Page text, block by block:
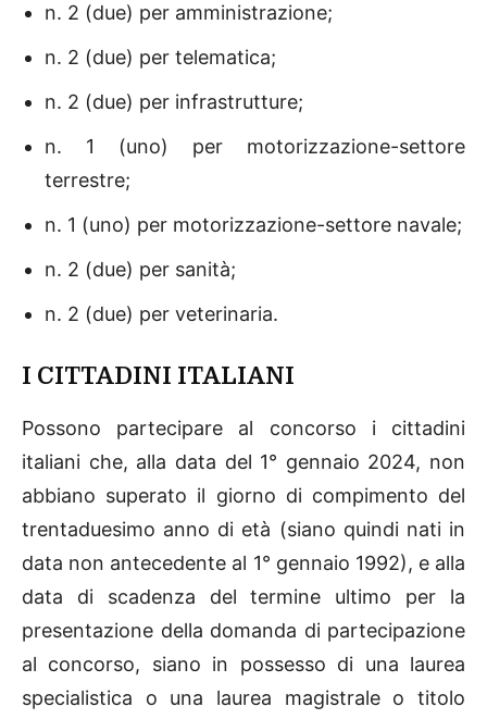
n. 2 (due) per amministrazione;
n. 2 (due) per telematica;
n. 2 (due) per infrastrutture;
n. 1 (uno) per motorizzazione-settore
terrestre;
n. 1 (uno) per motorizzazione-settore navale;
n. 2 (due) per sanità;
n. 2 (due) per veterinaria.
I CITTADINI ITALIANI
Possono partecipare al concorso i cittadini
italiani che, alla data del 1° gennaio 2024, non
abbiano superato il giorno di compimento del
trentaduesimo anno di età (siano quindi nati in
data non antecedente al 1° gennaio 1992), e alla
data di scadenza del termine ultimo per la
presentazione della domanda di partecipazione
al concorso, siano in possesso di una laurea
specialistica o una laurea magistrale o titolo